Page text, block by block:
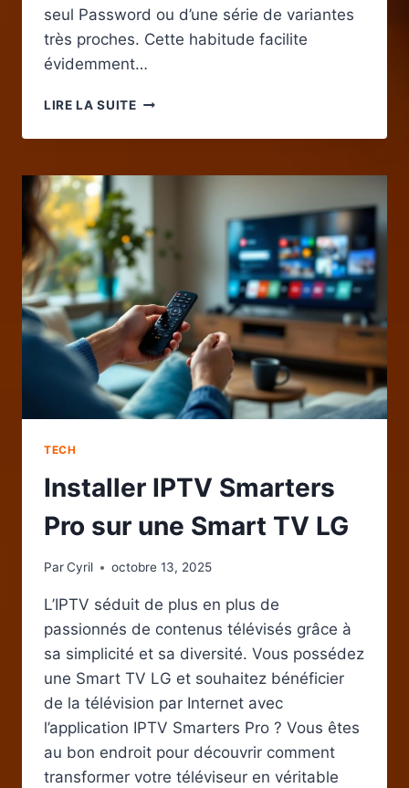
seul Password ou d’une série de variantes
très proches. Cette habitude facilite
évidemment…
LIRE LA SUITESÉCURITÉ
MOTS
PASSE
POURQUOI
UTILISER
UN
GESTIONNAIRE
POUR
PROTÉGER
VOS
COMPTES
EN
LIGNE
TECH
Installer IPTV Smarters
Pro sur une Smart TV LG
ParCyril octobre 13, 2025
L’IPTV séduit de plus en plus de
passionnés de contenus télévisés grâce à
sa simplicité et sa diversité. Vous possédez
une Smart TV LG et souhaitez bénéficier
de la télévision par Internet avec
l’application IPTV Smarters Pro ? Vous êtes
au bon endroit pour découvrir comment
transformer votre téléviseur en véritable